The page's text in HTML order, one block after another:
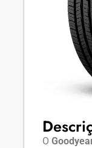
O